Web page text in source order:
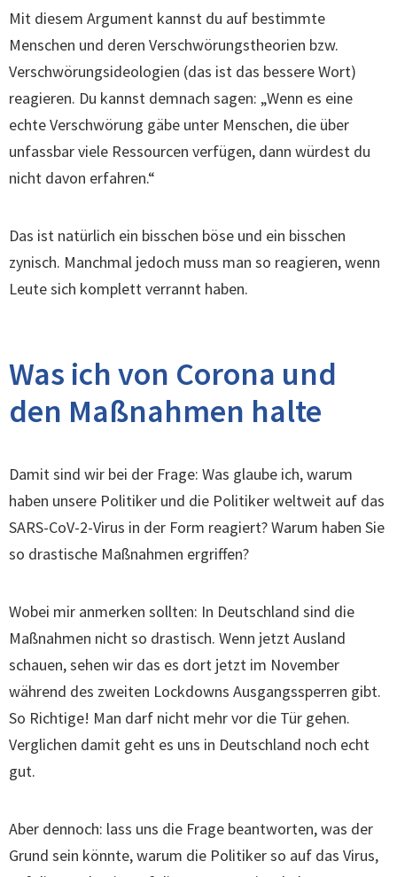
Mit diesem Argument kannst du auf bestimmte
Menschen und deren Verschwörungstheorien bzw.
Verschwörungsideologien (das ist das bessere Wort)
reagieren. Du kannst demnach sagen: „Wenn es eine
echte Verschwörung gäbe unter Menschen, die über
unfassbar viele Ressourcen verfügen, dann würdest du
nicht davon erfahren.“
Das ist natürlich ein bisschen böse und ein bisschen
zynisch. Manchmal jedoch muss man so reagieren, wenn
Leute sich komplett verrannt haben.
Was ich von Corona und
den Maßnahmen halte
Damit sind wir bei der Frage: Was glaube ich, warum
haben unsere Politiker und die Politiker weltweit auf das
SARS-CoV-2-Virus in der Form reagiert? Warum haben Sie
so drastische Maßnahmen ergriffen?
Wobei mir anmerken sollten: In Deutschland sind die
Maßnahmen nicht so drastisch. Wenn jetzt Ausland
schauen, sehen wir das es dort jetzt im November
während des zweiten Lockdowns Ausgangssperren gibt.
So Richtige! Man darf nicht mehr vor die Tür gehen.
Verglichen damit geht es uns in Deutschland noch echt
gut.
Aber dennoch: lass uns die Frage beantworten, was der
Grund sein könnte, warum die Politiker so auf das Virus,